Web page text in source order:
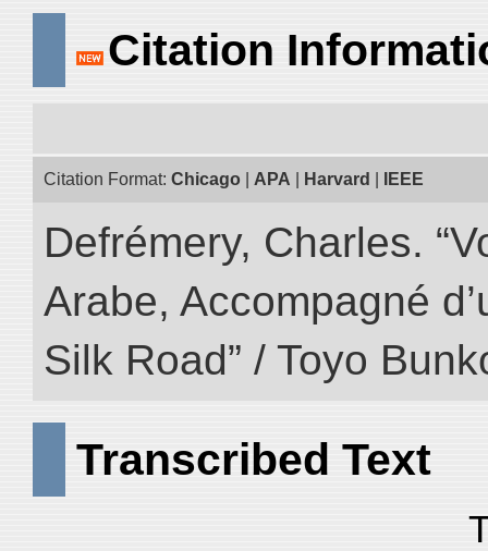
Citation
Citation Format: Chicago APA Harvard IEEE
Defrémery, Charles.
Arabe, Accompagné
Silk Road” / Toyo
Transcribed Text